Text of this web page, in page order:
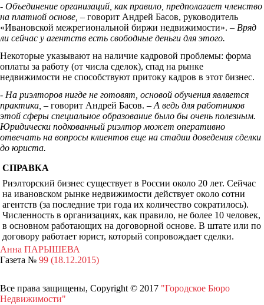
- Объединение организаций, как правило, предполагает членство
на платной основе, – говорит Андрей Басов, руководитель
«Ивановской межрегиональной биржи недвижимости». – Вряд
ли сейчас у агентств есть свободные деньги для этого.
Некоторые указывают на наличие кадровой проблемы: форма
оплаты за работу (от числа сделок), спад на рынке
недвижимости не способствуют притоку кадров в этот бизнес.
- На риэлторов нигде не готовят, основой обучения является
практика, – говорит Андрей Басов. – А ведь для работников
этой сферы специальное образование было бы очень полезным.
Юридически подкованный риэлтор может оперативно
отвечать на вопросы клиентов еще на стадии доведения сделки
до юриста.
СПРАВКА
Риэлторский бизнес существует в России около 20 лет. Сейчас
на ивановском рынке недвижимости действует около сотни
агентств (за последние три года их количество сократилось).
Численность в организациях, как правило, не более 10 человек,
в основном работающих на договорной основе. В штате или по
договору работает юрист, который сопровождает сделки.
Анна ПАРЫШЕВА
Газета № 99 (18.12.2015)
Все права защищены, Copyright © 2017 "Городское Бюро
Недвижимости"